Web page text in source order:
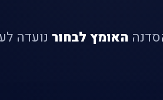
האומץ לבחור נועדה